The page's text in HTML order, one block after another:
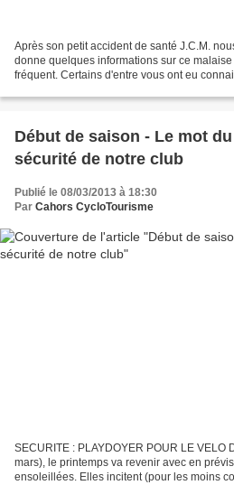
Après son petit accident de santé J.C.M.
donne quelques informations sur ce
fréquent. Certains d'entre vous ont eu
Début de saison - Le mot
sécurité de notre club
Publié le 08/03/2013 à 18:30
Par Cahors CycloTourisme
SECURITE : PLAYDOYER POUR LE VELO
mars), le printemps va revenir avec en
ensoleillées. Elles incitent (pour les moins